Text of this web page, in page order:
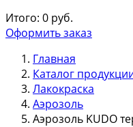
Итого: 0 руб.
Оформить заказ
Главная
Каталог
Лакокраска
Аэрозоль
Аэрозоль KUDO